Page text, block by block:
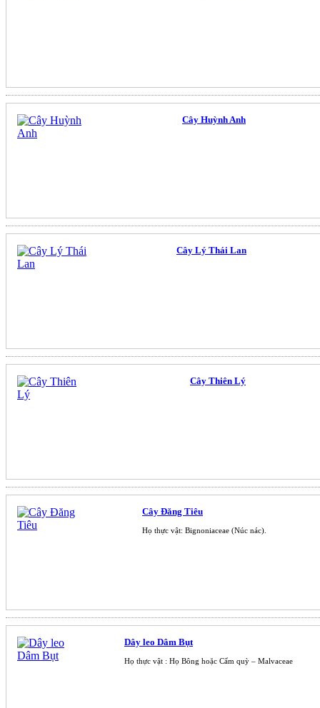
Cây Huỳnh Anh
Cây Lý Thái Lan
Cây Thiên Lý
Cây Đăng Tiêu
Họ thực vật: Bignoniaceae (Núc nác).
Dây leo Dâm Bụt
Họ thực vật : Họ Bông hoặc Cẩm quỳ – Malvaceae